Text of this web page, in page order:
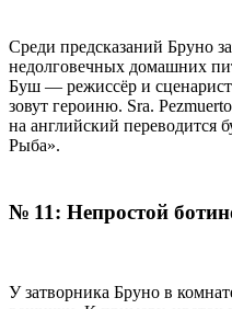
Среди предсказаний Бруно
недолговечных домашних
Буш — режиссёр и
зовут героиню. Sra.
на английский переводится
Рыба».
№ 11: Непростой
У затворника Бруно в